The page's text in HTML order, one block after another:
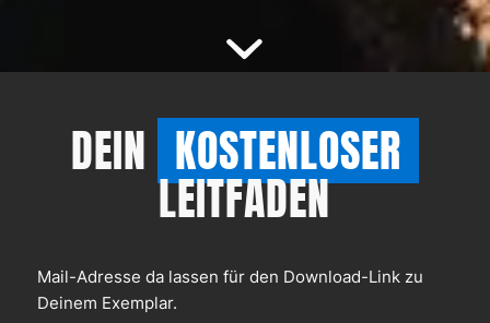
DEIN KOSTENLOSER
LEITFADEN
Mail-Adresse da lassen für den Download-Link zu
Deinem Exemplar.